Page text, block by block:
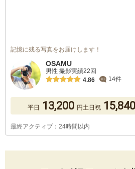
記憶に残る写真をお届けします！
OSAMU
男性 撮影実績22回
4.86
14件
平日 13,200 円土日祝 15,840
最終アクティブ：24時間以内